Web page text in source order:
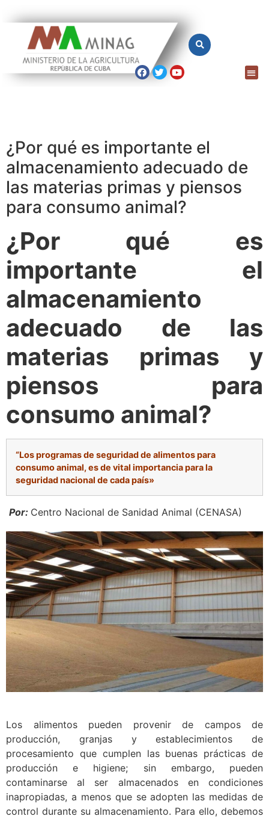
¿Por qué es importante el
almacenamiento adecuado de
las materias primas y piensos
para consumo animal?
¿Por qué es
importante el
almacenamiento
adecuado de las
materias primas y
piensos para
consumo animal?
“Los programas de seguridad de alimentos para
consumo animal, es de vital importancia para la
seguridad nacional de cada país»
Por: Centro Nacional de Sanidad Animal (CENASA)
Los alimentos pueden provenir de campos de
producción, granjas y establecimientos de
procesamiento que cumplen las buenas prácticas de
producción e higiene; sin embargo, pueden
contaminarse al ser almacenados en condiciones
inapropiadas, a menos que se adopten las medidas de
control durante su almacenamiento. Para ello, debemos